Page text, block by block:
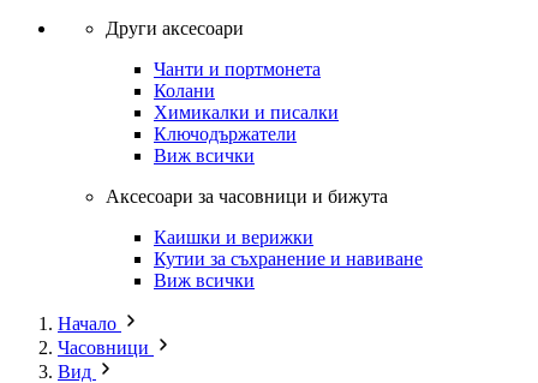
Други аксесоари
Чанти и портмонета
Колани
Химикалки и писалки
Ключодържатели
Виж всички
Аксесоари за часовници и бижута
Каишки и верижки
Кутии за съхранение и навиване
Виж всички
Начало
Часовници
Вид